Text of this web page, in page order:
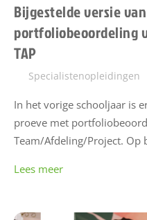
Bijgestelde versie
portfoliobeoordeling
TAP
Specialistenopleidingen
In het vorige schooljaar is
proeve met
Team/Afdeling/Project. Op
Lees meer